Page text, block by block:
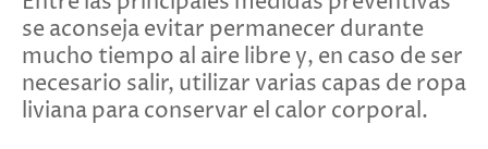
se aconseja evitar permanecer durante
mucho tiempo al aire libre y, en caso de ser
necesario salir, utilizar varias capas de ropa
liviana para conservar el calor corporal.